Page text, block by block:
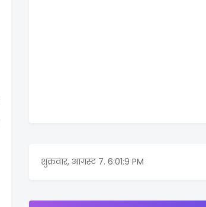
शुक्रवार, आगस्ट 7. 6:01:9 PM